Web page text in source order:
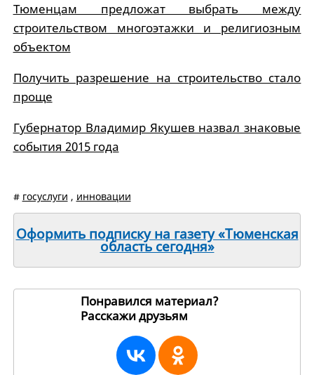
Тюменцам предложат выбрать между
строительством многоэтажки и религиозным
объектом
Получить разрешение на строительство стало
проще
Губернатор Владимир Якушев назвал знаковые
события 2015 года
# госуслуги , инновации
Оформить подписку на газету «Тюменская
область сегодня»
Понравился материал?
Расскажи друзьям